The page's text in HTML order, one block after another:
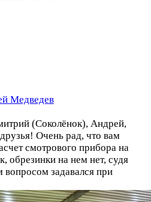
Медведев
(Соколёнок), Андрей,
Очень рад, что вам
смотрового прибора на
обрезинки на нем нет, судя
задавался при